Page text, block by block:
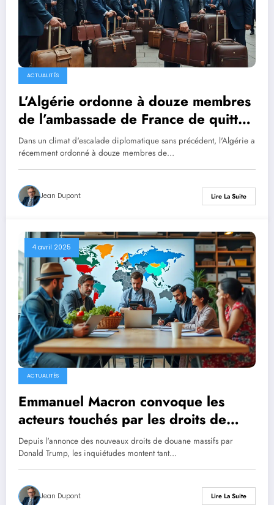
ACTUALITÉS
L’Algérie ordonne à douze membres
de l’ambassade de France de quitter
le pays sous 48 heures, tandis que
Paris se prépare à riposter.
Dans un climat d'escalade diplomatique sans précédent, l'Algérie a
récemment ordonné à douze membres de…
Jean Dupont Lire La Suite
4 avril 2025
ACTUALITÉS
Emmanuel Macron convoque les
acteurs touchés par les droits de
douane annoncés par Donald Trump
Depuis l'annonce des nouveaux droits de douane massifs par
Donald Trump, les inquiétudes montent tant…
Jean Dupont Lire La Suite